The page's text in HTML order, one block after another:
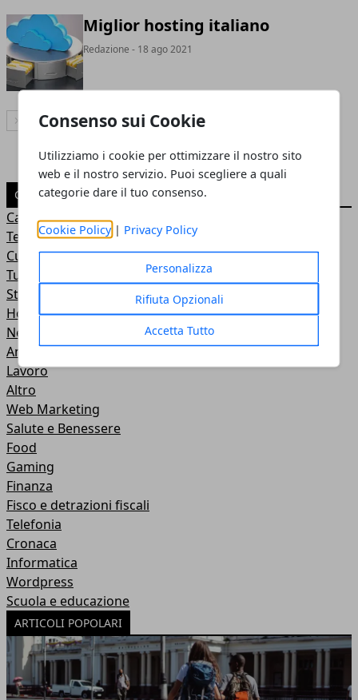
Consenso sui Cookie
Utilizziamo i cookie per ottimizzare il nostro sito
web e il nostro servizio. Puoi scegliere a quali
categorie dare il tuo consenso.
Cookie Policy | Privacy Policy
Personalizza
Rifiuta Opzionali
Accetta Tutto
Miglior hosting italiano
Redazione - 18 ago 2021
Articolo Successivo
CATEGORIE
Casa e giardinaggio
Tecnologia
Cultura e società
Turismo
Storia
Hobby
News
Ambiente
Lavoro
Altro
Web Marketing
Salute e Benessere
Food
Gaming
Finanza
Fisco e detrazioni fiscali
Telefonia
Cronaca
Informatica
Wordpress
Scuola e educazione
ARTICOLI POPOLARI